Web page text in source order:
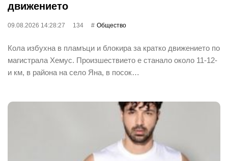
движението
09.08.2026 14:28:27 134 Общество
Кола избухна в пламъци и блокира за кратко движението по
магистрала Хемус. Произшествието е станало около 11-12-
и км, в района на село Яна, в посок…